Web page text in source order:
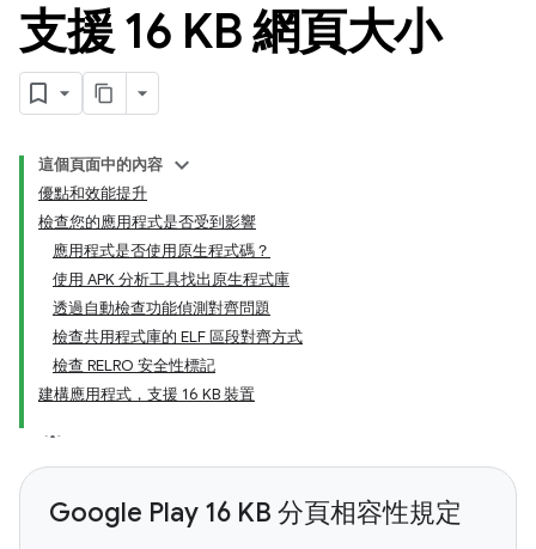
支援 16 KB 網頁大小
這個頁面中的內容
優點和效能提升
檢查您的應用程式是否受到影響
應用程式是否使用原生程式碼？
使用 APK 分析工具找出原生程式庫
透過自動檢查功能偵測對齊問題
檢查共用程式庫的 ELF 區段對齊方式
檢查 RELRO 安全性標記
建構應用程式，支援 16 KB 裝置
Google Play 16 KB 分頁相容性規定